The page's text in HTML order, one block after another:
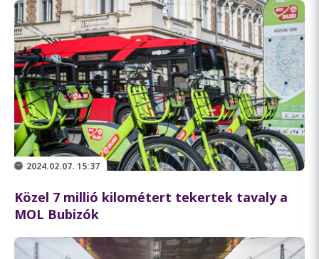
2024.02.07. 15:37
Közel 7 millió kilométert tekertek tavaly a
MOL Bubizók